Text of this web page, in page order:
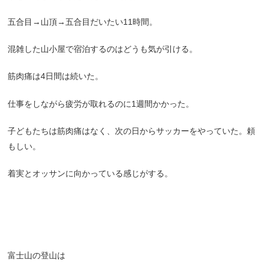
五合目→山頂→五合目だいたい11時間。
混雑した山小屋で宿泊するのはどうも気が引ける。
筋肉痛は4日間は続いた。
仕事をしながら疲労が取れるのに1週間かかった。
子どもたちは筋肉痛はなく、次の日からサッカーをやっていた。頼
もしい。
着実とオッサンに向かっている感じがする。
富士山の登山は